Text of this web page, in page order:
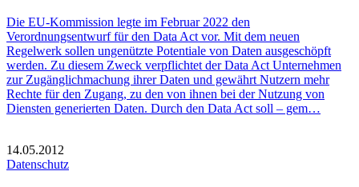
Die EU-Kommission legte im Februar 2022 den
Verordnungsentwurf für den Data Act vor. Mit dem neuen
Regelwerk sollen ungenützte Potentiale von Daten ausgeschöpft
werden. Zu diesem Zweck verpflichtet der Data Act Unternehmen
zur Zugänglichmachung ihrer Daten und gewährt Nutzern mehr
Rechte für den Zugang, zu den von ihnen bei der Nutzung von
Diensten generierten Daten. Durch den Data Act soll – gem…
14.05.2012
Datenschutz